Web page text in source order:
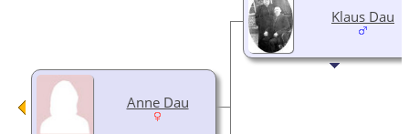
Anne Dau
Klaus Dau